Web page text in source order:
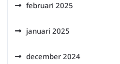
februari 2025
januari 2025
december 2024